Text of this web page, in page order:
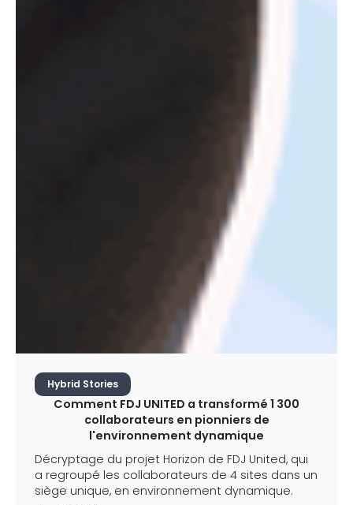
Hybrid Stories
Comment FDJ UNITED a transformé 1 300
collaborateurs en pionniers de
l'environnement dynamique
Décryptage du projet Horizon de FDJ United, qui
a regroupé les collaborateurs de 4 sites dans un
siège unique, en environnement dynamique.